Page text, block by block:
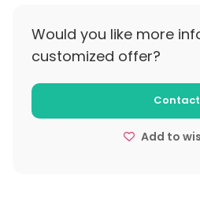
1. Sker avbokning senare än 4
2. Sker avbokning senare än 2
av värdet på beställningen.
Would you like more
customized offer?
Contact
Add to